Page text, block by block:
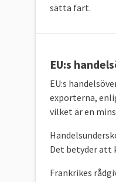
sätta fart.
EU:s
EU:s
exporterna,
vilket är en
Det betyder att
Frankrikes